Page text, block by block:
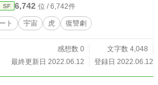
SF 6,742 位 / 6,742件
ト 宇宙 虎 復讐劇
感想数 0
文字数 4,048
最終更新日 2022.06.12
登録日 2022.06.12